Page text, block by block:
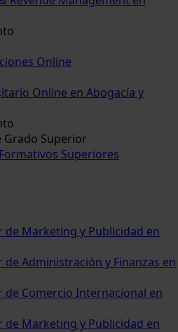
Online
Online en Abogacía y
Grado Superior
Superiores
de Marketing y Publicidad en
de Administración y Finanzas en
de Comercio Internacional en
de Marketing y Publicidad en